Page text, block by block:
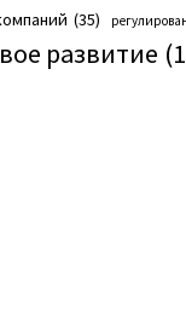
(35)
развитие